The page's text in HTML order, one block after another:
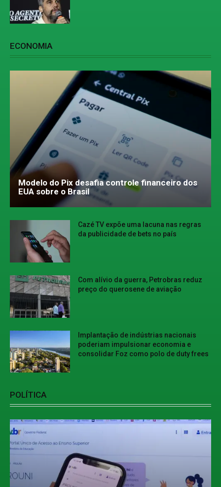
ECONOMIA
Modelo do Pix desafia controle financeiro dos
EUA sobre o Brasil
Cazé TV expõe uma lacuna nas regras
da publicidade de bets no país
Com alívio da guerra, Petrobras reduz
preço do querosene de aviação
Implantação de indústrias nacionais
poderiam impulsionar economia e
consolidar Foz como polo de duty frees
POLÍTICA